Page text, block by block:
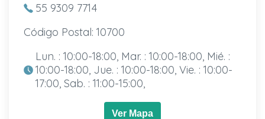
55 9309 7714
Código Postal: 10700
Lun. : 10:00-18:00, Mar. : 10:00-18:00, Mié. :
10:00-18:00, Jue. : 10:00-18:00, Vie. : 10:00-
17:00, Sab. : 11:00-15:00,
Ver Mapa